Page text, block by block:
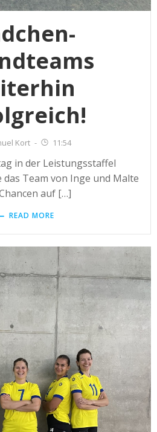
Kort - 11:54
in der Leistungsstaffel
Team von Inge und Malte
auf […]
READ MORE